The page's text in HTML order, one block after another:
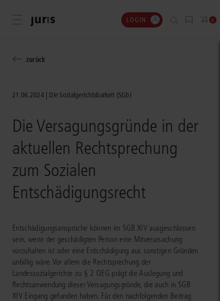
Menü öffnen LOGIN 0
zurück
21.06.2024 Die Sozialgerichtsbarkeit (SGb)
Die Versagungsgründe in der
aktuellen Rechtsprechung
zum Sozialen
Entschädigungsrecht
Entschädigungsansprüche können im SGB XIV ausgeschlossen
sein, wenn der geschädigten Person eine Mitverursachung
vorzuhalten ist oder eine Entschädigung aus sonstigen Gründen
unbillig wäre. Vor allem die Rechtsprechung der
Landessozialgerichte zu § 2 OEG prägt die Auslegung und
Rechtsanwendung dieser Versagungsgründe, die auch in SGB
XIV Eingang gefunden haben. Für den nachfolgenden Beitrag